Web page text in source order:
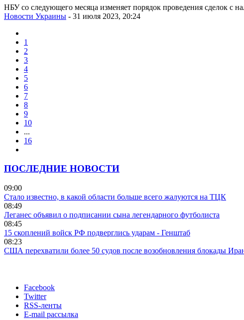
НБУ со следующего месяца изменяет порядок проведения сделок с
Новости Украины - 31 июля 2023, 20:24
1
2
3
4
5
6
7
8
9
10
...
16
ПОСЛЕДНИЕ НОВОСТИ
09:00
Стало известно, в какой области больше всего жалуются на ТЦК
08:49
Леганес объявил о подписании сына легендарного футболиста
08:45
15 скоплений войск РФ подверглись ударам - Генштаб
08:23
США перехватили более 50 судов после возобновления блокады
Facebook
Twitter
RSS-ленты
E-mail рассылка